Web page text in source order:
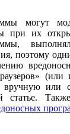
могут
при их
поэтому
вручную или
Также